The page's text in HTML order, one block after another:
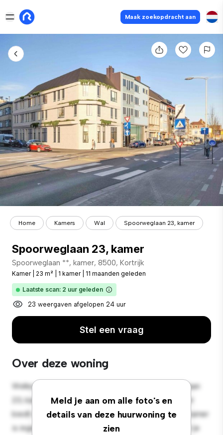
Maak zoekopdracht aan
Home Kamers Wal Spoorweglaan 23, kamer
Spoorweglaan 23, kamer
Spoorweglaan **, kamer, 8500, Kortrijk
Kamer 23 m² 1 kamer 11 maanden geleden
Laatste scan: 2 uur geleden
23 weergaven afgelopen 24 uur
Stel een vraag
Over deze woning
Meld je aan om alle foto's en
details van deze huurwoning te
zien
Welkom bij je nieuwe toevluchtsoord in Spoorweglaan
23, kamer, 8500, Kortrijk! Deze comfortabele kamer
biedt een rustige en persoonlijke leefruimte. Deze kamer
is ingericht met de essentiële benodigdheden voor je